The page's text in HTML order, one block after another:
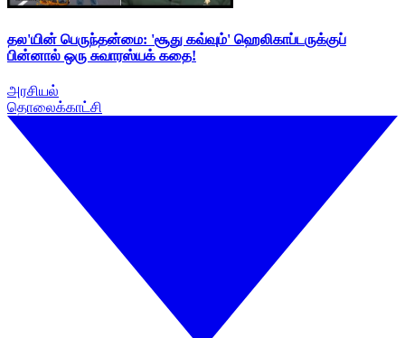
தல'யின் பெருந்தன்மை: 'சூது கவ்வும்' ஹெலிகாப்டருக்குப்
பின்னால் ஒரு சுவாரஸ்யக் கதை!
அரசியல்
தொலைக்காட்சி